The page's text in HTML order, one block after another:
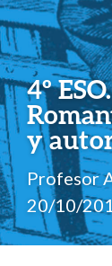
4º
y
Profesor
20/10/